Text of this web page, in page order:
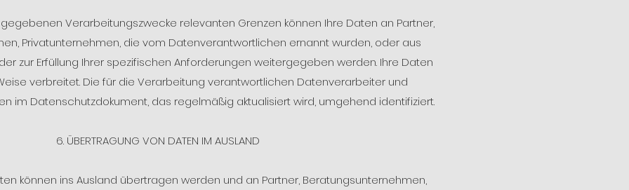
Verarbeitungszwecke relevanten Grenzen können Ihre Daten an Partner,
Privatunternehmen, die vom Datenverantwortlichen ernannt wurden, oder aus
zur Erfüllung Ihrer spezifischen Anforderungen weitergegeben werden. Ihre Daten
verbreitet. Die für die Verarbeitung verantwortlichen Datenverarbeiter und
im Datenschutzdokument, das regelmäßig aktualisiert wird, umgehend identifiziert.
6. ÜBERTRAGUNG VON DATEN IM AUSLAND
können ins Ausland übertragen werden und an Partner, Beratungsunternehmen,